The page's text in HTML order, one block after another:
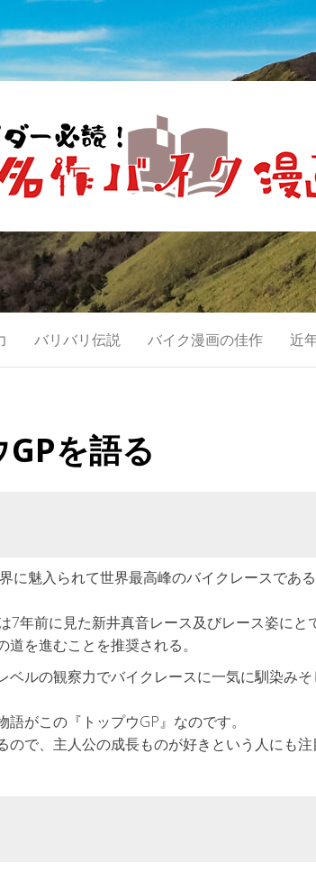
名作バイク
バリバリ伝説 バイク漫画の佳作 近
GPを語る
に魅入られて世界最高峰のバイクレースである
年前に見た新井真音レース及びレース姿にと
を進むことを推奨される。
ルの観察力でバイクレースに一気に馴染み
がこの『トップウGP』なのです。
で、主人公の成長ものが好きという人にも注